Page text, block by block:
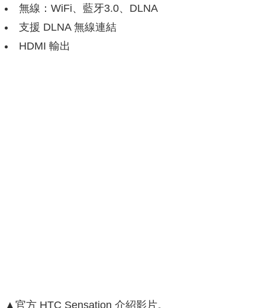
無線：WiFi、藍牙3.0、DLNA
支援 DLNA 無線連結
HDMI 輸出
▲官方 HTC Sensation 介紹影片。